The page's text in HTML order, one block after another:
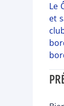
Le
et